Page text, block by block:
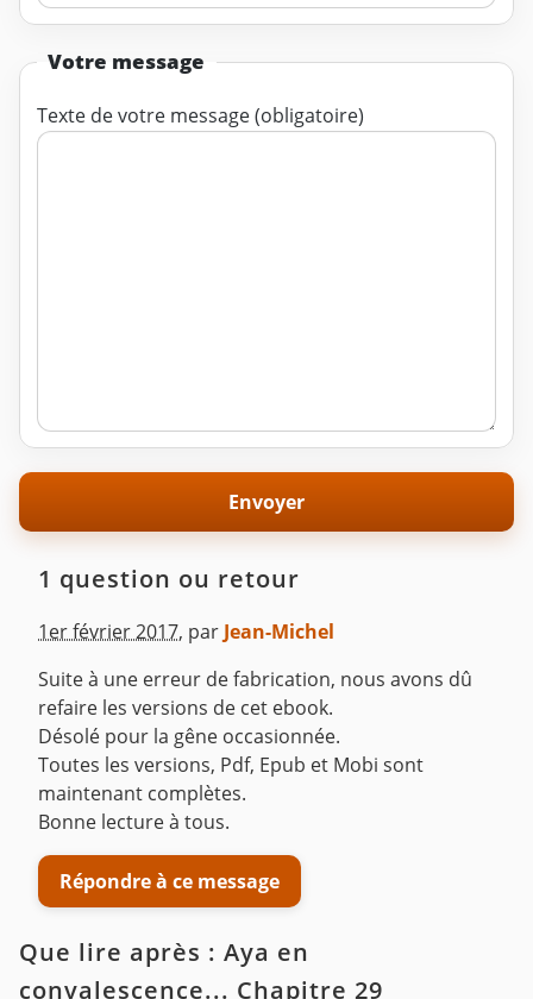
Votre message
Texte de votre message (obligatoire)
1 question ou retour
1er février 2017, par Jean-Michel
Suite à une erreur de fabrication, nous avons dû
refaire les versions de cet ebook.
Désolé pour la gêne occasionnée.
Toutes les versions, Pdf, Epub et Mobi sont
maintenant complètes.
Bonne lecture à tous.
Répondre à ce message
Que lire après : Aya en
convalescence... Chapitre 29